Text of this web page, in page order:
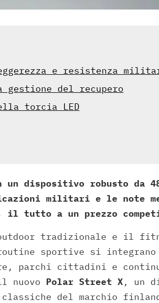
e resistenza
del recupero
torcia LED
un dispositivo robusto da
militari e le note
il tutto a un prezzo
tradizionale e il
sportive si
parchi cittadini e
nuovo Polar Street X, un
del marchio